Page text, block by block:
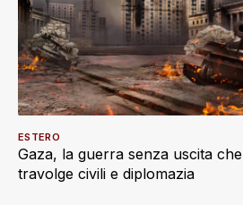
Gaza, la guerra senza uscita che
travolge civili e diplomazia
ESTERO